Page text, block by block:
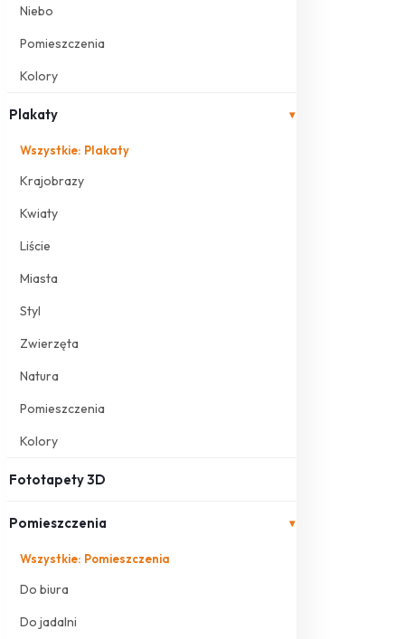
Niebo
Pomieszczenia
Kolory
Plakaty ▾
Wszystkie: Plakaty
Krajobrazy
Kwiaty
Liście
Miasta
Styl
Zwierzęta
Natura
Pomieszczenia
Kolory
Fototapety 3D
Pomieszczenia ▾
Wszystkie: Pomieszczenia
Do biura
Do jadalni